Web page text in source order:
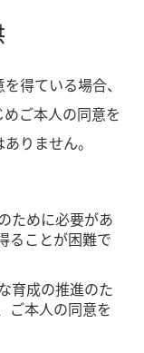
得ている場合、
ご本人の同意を
りません。
ために必要があ
ることが困難で
育成の推進のた
ご本人の同意を